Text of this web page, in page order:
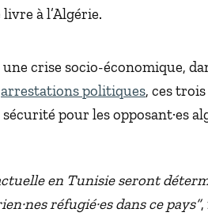
à l’Algérie.
crise socio-économique,
arrestations politiques, ces
pour les opposant·es
en Tunisie seront
réfugié·es dans ce pays”,